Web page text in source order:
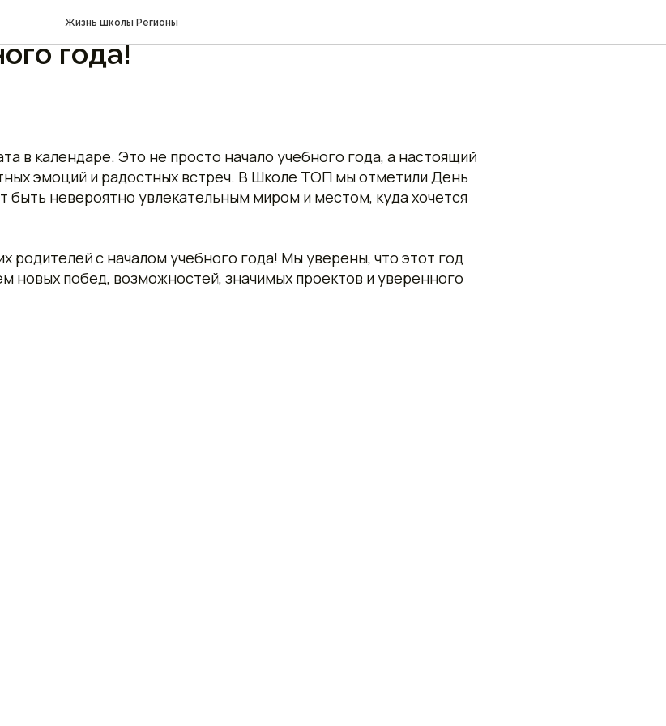
Жизнь школы Регионы
в Школе ТОП Тамбов: Яркий
года!
в календаре. Это не просто начало учебного года, а настоящий
эмоций и радостных встреч. В Школе ТОП мы отметили День
быть невероятно увлекательным миром и местом, куда хочется
родителей с началом учебного года! Мы уверены, что этот год
новых побед, возможностей, значимых проектов и уверенного